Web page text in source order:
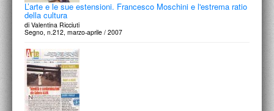
L’arte e le sue estensioni. Francesco Moschini e l'estrema ratio
della cultura
di Valentina Ricciuti
Segno, n.212, marzo-aprile / 2007